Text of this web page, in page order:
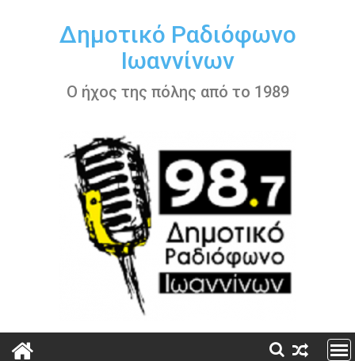
περιεχόμενοΔημοτικό Ραδιόφωνο
Ιωαννίνων
Ο ήχος της πόλης από το 1989